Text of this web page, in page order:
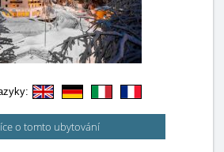
o tomto ubytování